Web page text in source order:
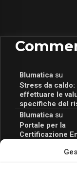
Blumaticasu
Stress da caldo:
effettuare le
specifiche del
Blumaticasu
Portale per la
Certificazione
scopri il Corso